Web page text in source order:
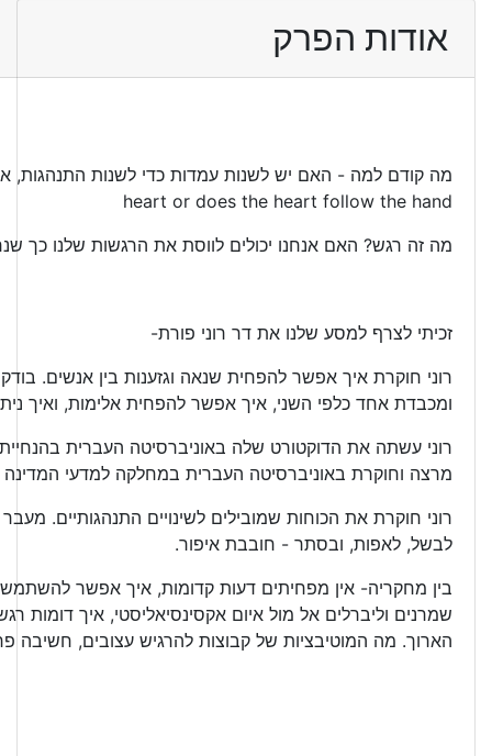
אודות הפרק
heart or does the heart follow the hand
מה זה רגש? האם אנחנו יכולים לווסת את הרגשות שלנו כך
זכיתי לצרף למסע שלנו את דר רוני פורת-
רוני חוקרת איך אפשר להפחית שנאה וגזענות בין אנשים.
ומכבדת אחד כלפי השני, איך אפשר להפחית אלימות, ואיך
רוני עשתה את הדוקטורט שלה באוניברסיטה העברית
מרצה וחוקרת באוניברסיטה העברית במחלקה למדעי המדינה
רוני חוקרת את הכוחות שמובילים לשינויים התנהגותיים.
לבשל, לאפות, ובסתר - חובבת איפור.
בין מחקריה- אין מפחיתים דעות קדומות, איך אפשר להשתמש
שמרנים וליברלים אל מול איום אקסינסיאליסטי, איך דומות
הארוך. מה המוטיבציות של קבוצות להרגיש עצובים, חשיבה